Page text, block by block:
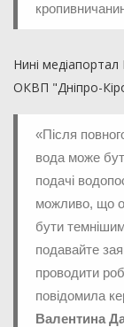
Нині медіапортал
ОКВП "Дніпро-
«Після
вода може
подачі
можливо, що
бути
подавайте
проводити
повідомила
Валентина